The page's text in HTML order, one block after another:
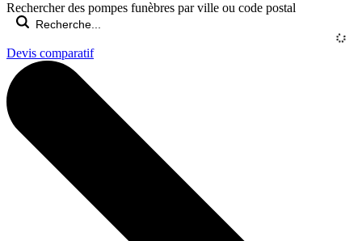
Rechercher des pompes funèbres par ville ou code postal
Devis comparatif